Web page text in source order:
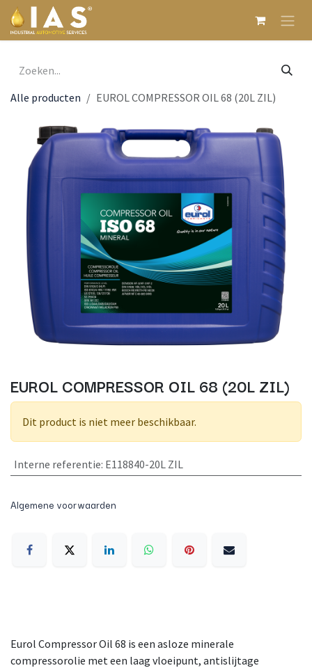
Overslaan naar inhoud
Alle producten EUROL COMPRESSOR OIL 68 (20L ZIL)
EUROL COMPRESSOR OIL 68 (20L ZIL)
Dit product is niet meer beschikbaar.
Interne referentie: E118840-20L ZIL
Algemene voorwaarden
Eurol Compressor Oil 68 is een asloze minerale
compressorolie met een laag vloeipunt, antislijtage